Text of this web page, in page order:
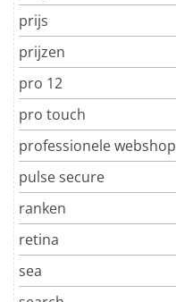
prijs
prijzen
pro 12
pro touch
professionele webshop
pulse secure
ranken
retina
sea